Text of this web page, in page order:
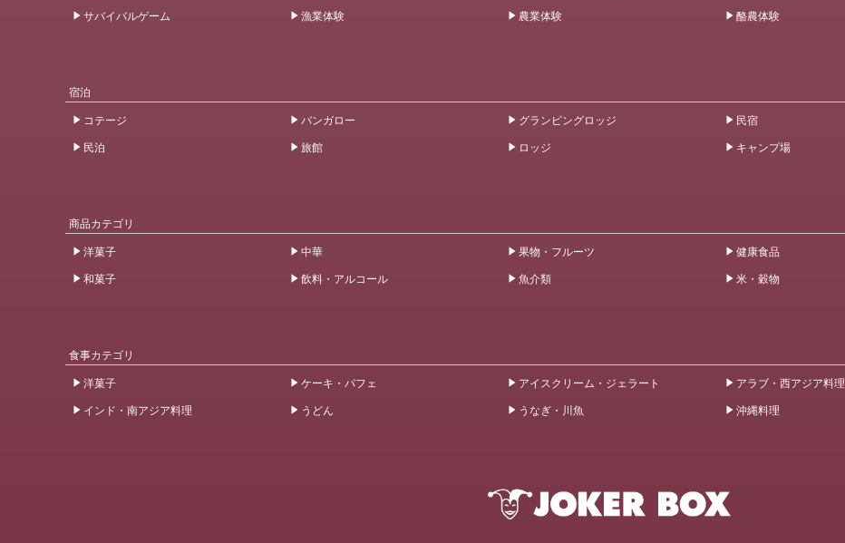
サバイバルゲーム
漁業体験 農業体験 酪農体験
宿泊
コテージ
バンガロー グランピングロッジ 民宿
民泊
旅館 ロッジ キャンプ場
商品カテゴリ
洋菓子
中華 果物・フルーツ 健康食品
和菓子
飲料・アルコール 魚介類 米・穀物
食事カテゴリ
洋菓子
ケーキ・パフェ アイスクリーム・ジェラート アラブ・西アジア料理
インド・南アジア料理
うどん うなぎ・川魚 沖縄料理